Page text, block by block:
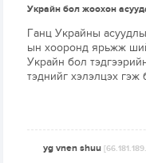
Украйн бол жоохон
Ганц Украйны
ын хооронд ярьжж
Украйн бол
тэднийг хэлэлцэх гэж
yg vnen shuu